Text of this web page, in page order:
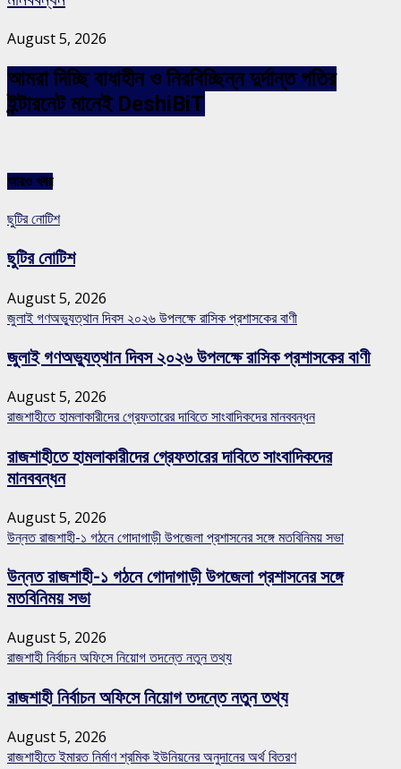
August 5, 2026
আমরা দিচ্ছি বাধাহীন ও নিরবিচ্ছিন্ন দুর্দান্ত গতির
ইন্টারনেট মানেই DeshiBiT
আরও খবর
ছুটির নোটিশ
ছুটির নোটিশ
August 5, 2026
জুলাই গণঅভ্যুত্থান দিবস ২০২৬ উপলক্ষে রাসিক প্রশাসকের বাণী
জুলাই গণঅভ্যুত্থান দিবস ২০২৬ উপলক্ষে রাসিক প্রশাসকের বাণী
August 5, 2026
রাজশাহীতে হামলাকারীদের গ্রেফতারের দাবিতে সাংবাদিকদের মানববন্ধন
রাজশাহীতে হামলাকারীদের গ্রেফতারের দাবিতে সাংবাদিকদের
মানববন্ধন
August 5, 2026
উন্নত রাজশাহী-১ গঠনে গোদাগাড়ী উপজেলা প্রশাসনের সঙ্গে মতবিনিময় সভা
উন্নত রাজশাহী-১ গঠনে গোদাগাড়ী উপজেলা প্রশাসনের সঙ্গে
মতবিনিময় সভা
August 5, 2026
রাজশাহী নির্বাচন অফিসে নিয়োগ তদন্তে নতুন তথ্য
রাজশাহী নির্বাচন অফিসে নিয়োগ তদন্তে নতুন তথ্য
August 5, 2026
রাজশাহীতে ইমারত নির্মাণ শ্রমিক ইউনিয়নের অনুদানের অর্থ বিতরণ